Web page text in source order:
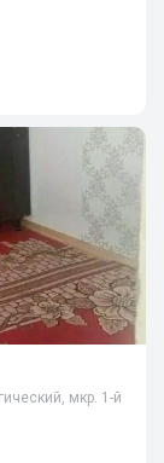
мкр. 1-й